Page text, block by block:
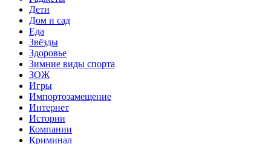
Дети
Дом и сад
Еда
Звёзды
Здоровье
Зимние виды спорта
ЗОЖ
Игры
Импортозамещение
Интернет
Истории
Компании
Криминал